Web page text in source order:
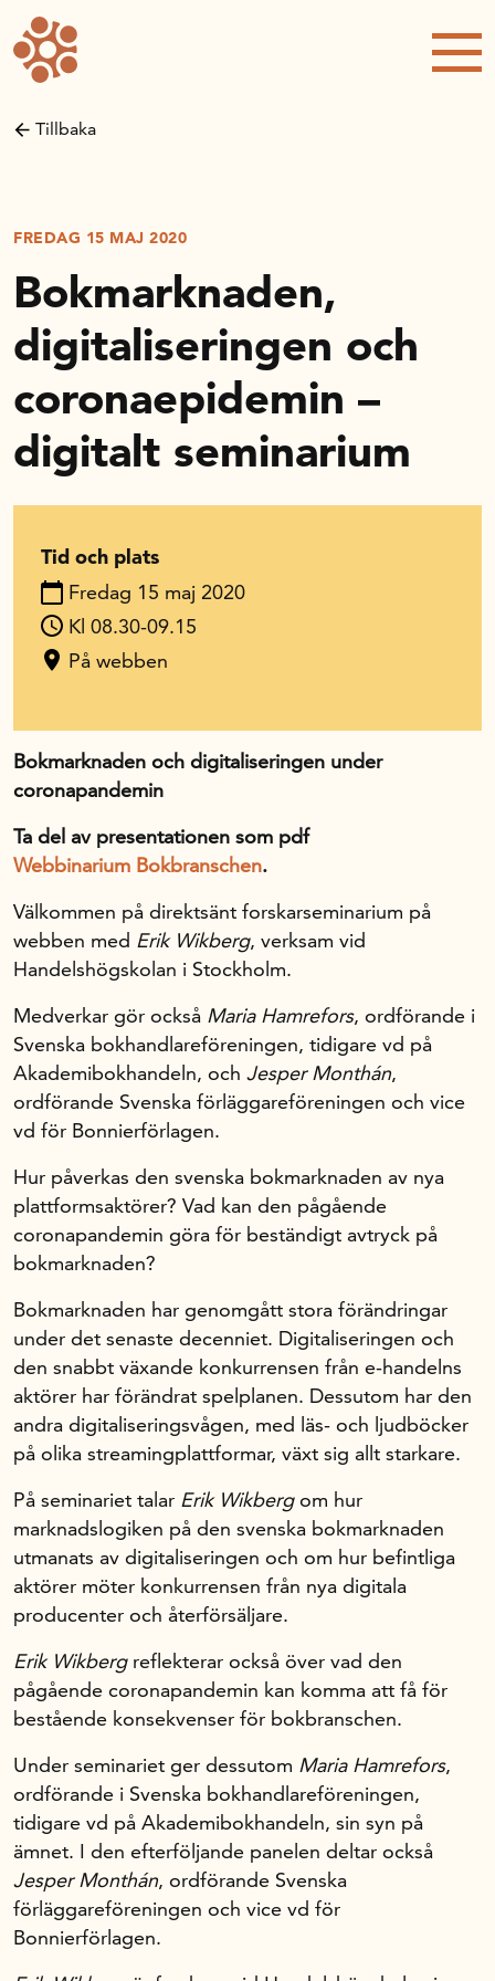
Forskning och utveckling
Kompetens och omställning
Kalender
Om oss
Handelsfakta.se
In English
Tillbaka
FREDAG 15 MAJ 2020
Bokmarknaden,
digitaliseringen och
coronaepidemin –
digitalt seminarium
Tid och plats
Fredag 15 maj 2020
Kl 08.30-09.15
På webben
Bokmarknaden och digitaliseringen under
coronapandemin
Ta del av presentationen som pdf
Webbinarium Bokbranschen.
Välkommen på direktsänt forskarseminarium på
webben med Erik Wikberg, verksam vid
Handelshögskolan i Stockholm.
Medverkar gör också Maria Hamrefors, ordförande i
Svenska bokhandlareföreningen, tidigare vd på
Akademibokhandeln, och Jesper Monthán,
ordförande Svenska förläggareföreningen och vice
vd för Bonnierförlagen.
Hur påverkas den svenska bokmarknaden av nya
plattformsaktörer? Vad kan den pågående
coronapandemin göra för beständigt avtryck på
bokmarknaden?
Bokmarknaden har genomgått stora förändringar
under det senaste decenniet. Digitaliseringen och
den snabbt växande konkurrensen från e-handelns
aktörer har förändrat spelplanen. Dessutom har den
andra digitaliseringsvågen, med läs- och ljudböcker
på olika streamingplattformar, växt sig allt starkare.
På seminariet talar Erik Wikbergom hur
marknadslogiken på den svenska bokmarknaden
utmanats av digitaliseringen och om hur befintliga
aktörer möter konkurrensen från nya digitala
producenter och återförsäljare.
Erik Wikbergreflekterar också över vad den
pågående coronapandemin kan komma att få för
bestående konsekvenser för bokbranschen.
Under seminariet ger dessutom Maria Hamrefors,
ordförande i Svenska bokhandlareföreningen,
tidigare vd på Akademibokhandeln, sin syn på
ämnet. I den efterföljande panelen deltar också
Jesper Monthán, ordförande Svenska
förläggareföreningen och vice vd för
Bonnierförlagen.